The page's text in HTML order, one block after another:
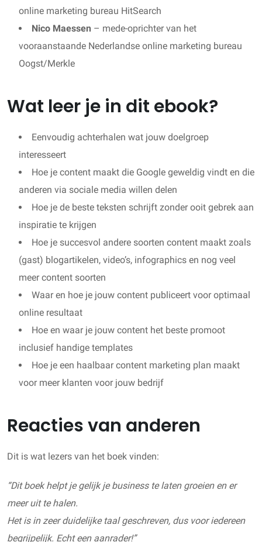
online marketing bureau HitSearch
Nico Maessen – mede-oprichter van het
vooraanstaande Nederlandse online marketing bureau
Oogst/Merkle
Wat leer je in dit ebook?
Eenvoudig achterhalen wat jouw doelgroep
interesseert
Hoe je content maakt die Google geweldig vindt en die
anderen via sociale media willen delen
Hoe je de beste teksten schrijft zonder ooit gebrek aan
inspiratie te krijgen
Hoe je succesvol andere soorten content maakt zoals
(gast) blogartikelen, video’s, infographics en nog veel
meer content soorten
Waar en hoe je jouw content publiceert voor optimaal
online resultaat
Hoe en waar je jouw content het beste promoot
inclusief handige templates
Hoe je een haalbaar content marketing plan maakt
voor meer klanten voor jouw bedrijf
Reacties van anderen
Dit is wat lezers van het boek vinden:
“Dit boek helpt je gelijk je business te laten groeien en er
meer uit te halen.
Het is in zeer duidelijke taal geschreven, dus voor iedereen
begrijpelijk. Echt een aanrader!”